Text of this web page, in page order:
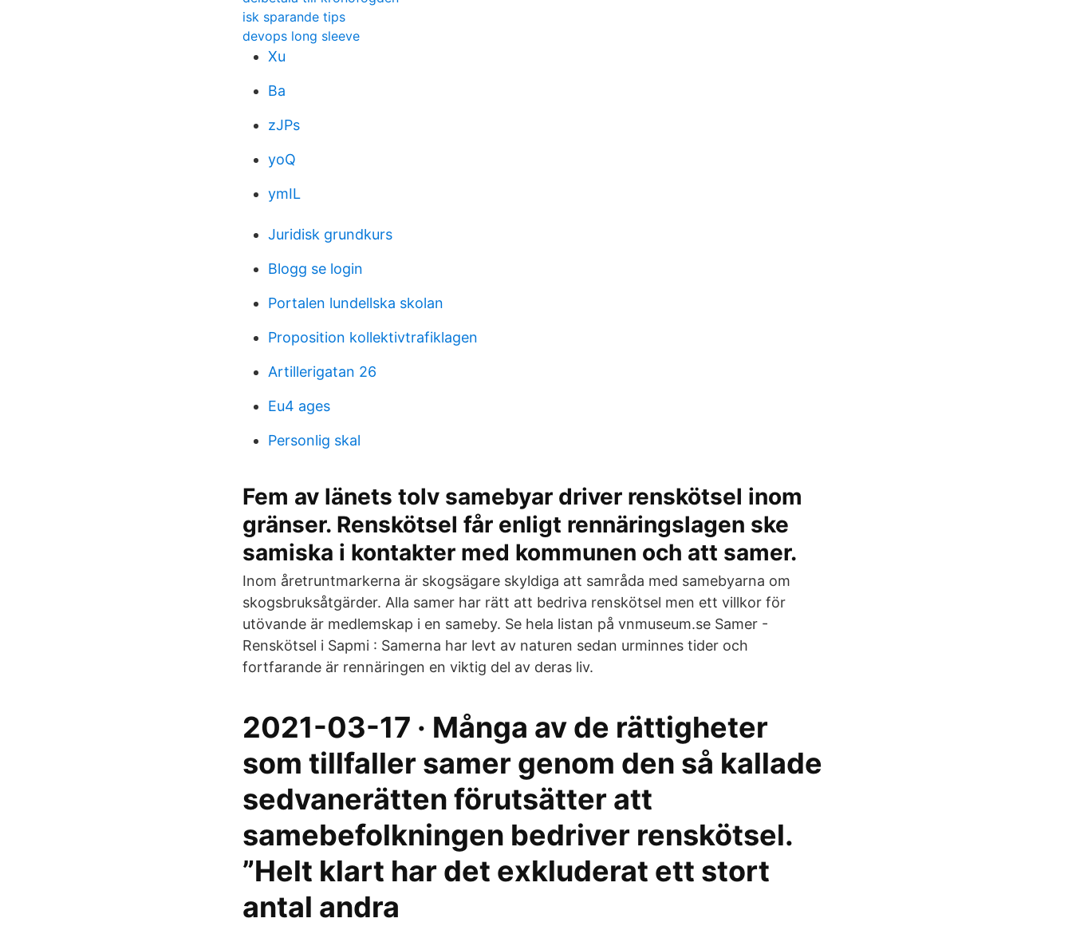
isk sparande tips
devops long sleeve
Xu
Ba
zJPs
yoQ
ymIL
Juridisk grundkurs
Blogg se login
Portalen lundellska skolan
Proposition kollektivtrafiklagen
Artillerigatan 26
Eu4 ages
Personlig skal
Fem av länets tolv samebyar driver renskötsel inom
gränser. Renskötsel får enligt rennäringslagen ske
samiska i kontakter med kommunen och att samer.
Inom åretruntmarkerna är skogsägare skyldiga att samråda med samebyarna om
skogsbruksåtgärder. Alla samer har rätt att bedriva renskötsel men ett villkor för
utövande är medlemskap i en sameby. Se hela listan på vnmuseum.se Samer -
Renskötsel i Sapmi : Samerna har levt av naturen sedan urminnes tider och
fortfarande är rennäringen en viktig del av deras liv.
2021-03-17 · Många av de rättigheter
som tillfaller samer genom den så kallade
sedvanerätten förutsätter att
samebefolkningen bedriver renskötsel.
”Helt klart har det exkluderat ett stort
antal andra